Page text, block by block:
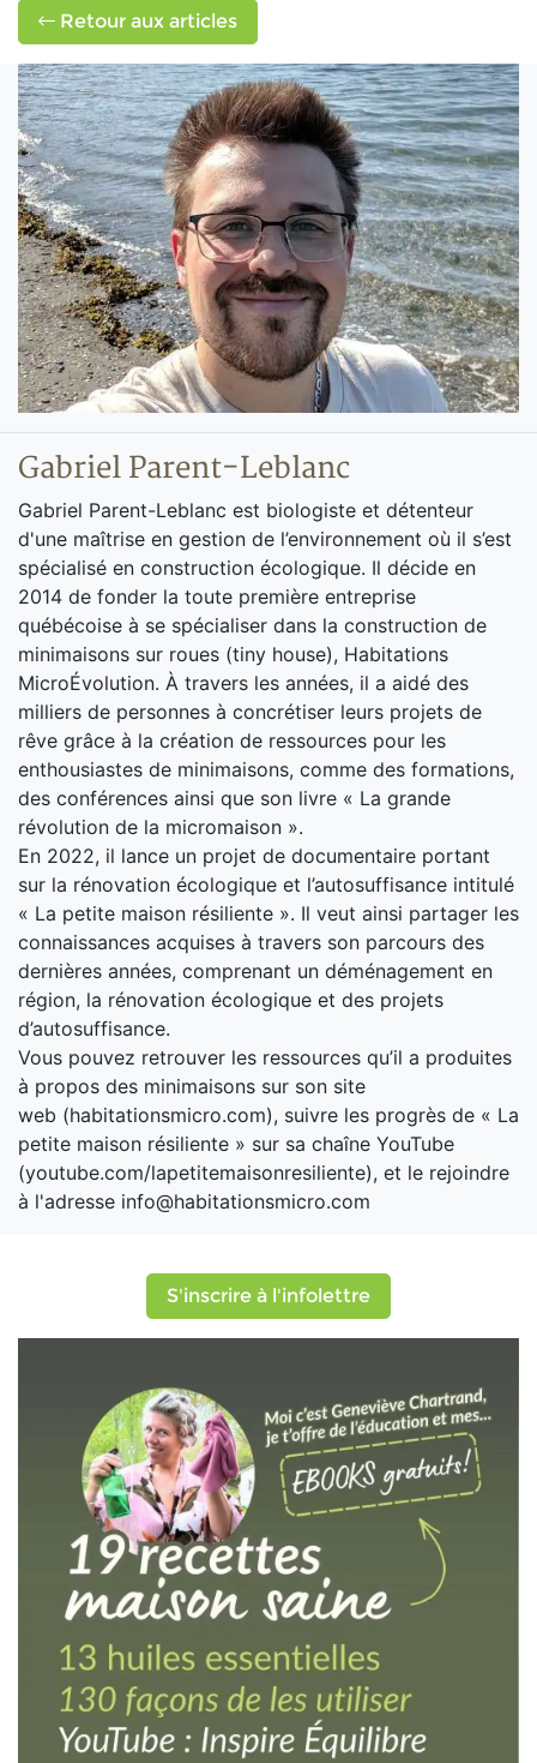
Retour aux articles
Gabriel Parent-Leblanc
Gabriel Parent-Leblanc est biologiste et détenteur
d'une maîtrise en gestion de l’environnement où il s’est
spécialisé en construction écologique. Il décide en
2014 de fonder la toute première entreprise
québécoise à se spécialiser dans la construction de
minimaisons sur roues (tiny house), Habitations
MicroÉvolution. À travers les années, il a aidé des
milliers de personnes à concrétiser leurs projets de
rêve grâce à la création de ressources pour les
enthousiastes de minimaisons, comme des formations,
des conférences ainsi que son livre « La grande
révolution de la micromaison ».
En 2022, il lance un projet de documentaire portant
sur la rénovation écologique et l’autosuffisance intitulé
« La petite maison résiliente ». Il veut ainsi partager les
connaissances acquises à travers son parcours des
dernières années, comprenant un déménagement en
région, la rénovation écologique et des projets
d’autosuffisance.
Vous pouvez retrouver les ressources qu’il a produites
à propos des minimaisons sur son site
web (habitationsmicro.com), suivre les progrès de « La
petite maison résiliente » sur sa chaîne YouTube
(youtube.com/lapetitemaisonresiliente), et le rejoindre
à l'adresse info@habitationsmicro.com
S'inscrire à l'infolettre